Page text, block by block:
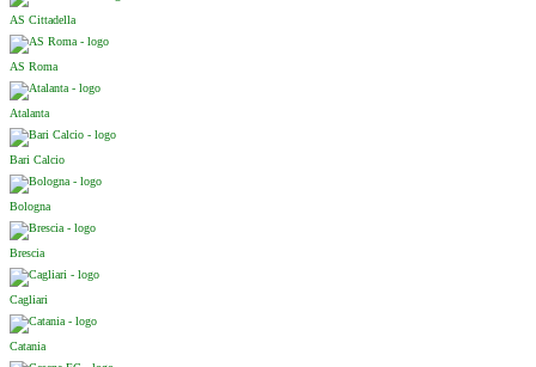
AS Cittadella
AS Roma
Atalanta
Bari Calcio
Bologna
Brescia
Cagliari
Catania